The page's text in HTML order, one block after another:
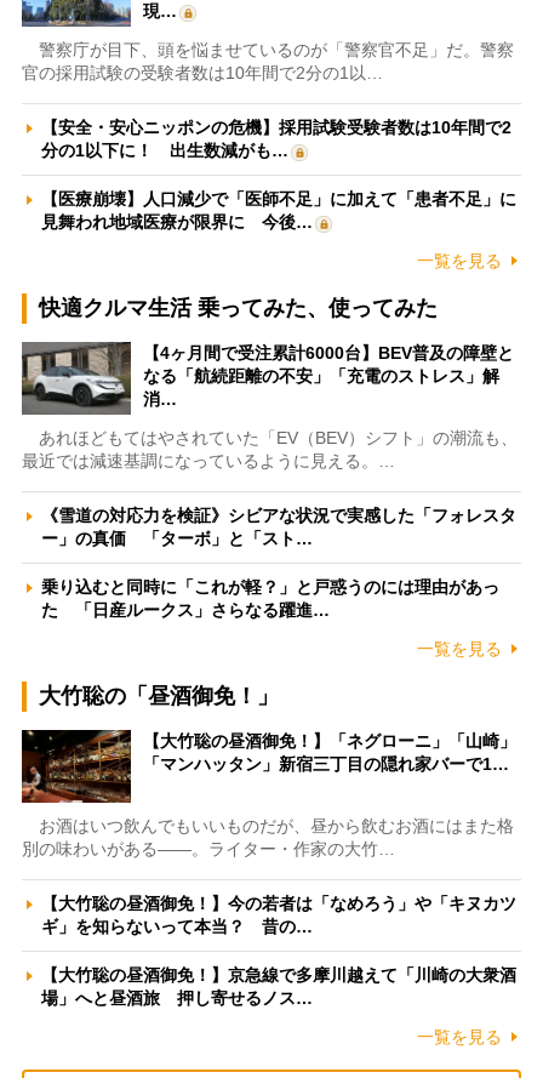
現…
警察庁が目下、頭を悩ませているのが「警察官不足」だ。警察
官の採用試験の受験者数は10年間で2分の1以…
【安全・安心ニッポンの危機】採用試験受験者数は10年間で2
分の1以下に！ 出生数減がも…
【医療崩壊】人口減少で「医師不足」に加えて「患者不足」に
見舞われ地域医療が限界に 今後…
一覧を見る
快適クルマ生活 乗ってみた、使ってみた
【4ヶ月間で受注累計6000台】BEV普及の障壁と
なる「航続距離の不安」「充電のストレス」解
消…
あれほどもてはやされていた「EV（BEV）シフト」の潮流も、
最近では減速基調になっているように見える。…
《雪道の対応力を検証》シビアな状況で実感した「フォレスタ
ー」の真価 「ターボ」と「スト…
乗り込むと同時に「これが軽？」と戸惑うのには理由があっ
た 「日産ルークス」さらなる躍進…
一覧を見る
大竹聡の「昼酒御免！」
【大竹聡の昼酒御免！】「ネグローニ」「山崎」
「マンハッタン」新宿三丁目の隠れ家バーで1…
お酒はいつ飲んでもいいものだが、昼から飲むお酒にはまた格
別の味わいがある――。ライター・作家の大竹…
【大竹聡の昼酒御免！】今の若者は「なめろう」や「キヌカツ
ギ」を知らないって本当？ 昔の…
【大竹聡の昼酒御免！】京急線で多摩川越えて「川崎の大衆酒
場」へと昼酒旅 押し寄せるノス…
一覧を見る